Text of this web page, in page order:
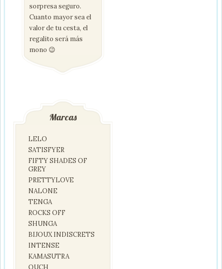
sorpresa seguro.
Cuanto mayor sea el
valor de tu cesta, el
regalito será más
mono 😉
Marcas
LELO
SATISFYER
FIFTY SHADES OF
GREY
PRETTYLOVE
NALONE
TENGA
ROCKS OFF
SHUNGA
BIJOUX INDISCRETS
INTENSE
KAMASUTRA
OUCH